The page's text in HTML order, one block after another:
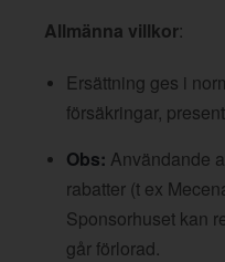
Allmänna villkor:
Ersättning ges i
försäkringar,
Obs: Användande
rabatter (t ex
Sponsorhuset kan
går förlorad.